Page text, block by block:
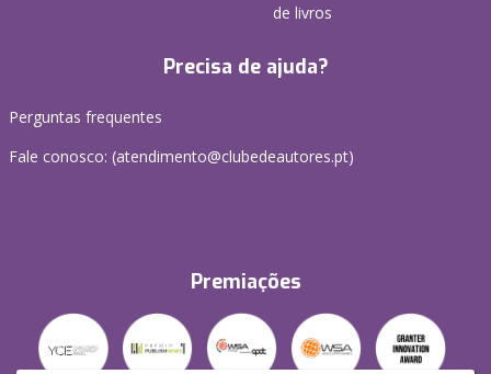
de livros
Precisa de ajuda?
Perguntas frequentes
Fale conosco: (atendimento@clubedeautores.pt)
Premiações